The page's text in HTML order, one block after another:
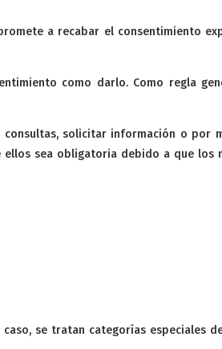
a recabar el consentimiento
como darlo. Como regla
solicitar información o por
sea obligatoria debido a que los
caso, se tratan categorías especiales